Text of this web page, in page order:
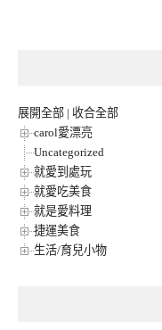
展開全部 | 收合全部
carol愛漂亮
Uncategorized
就愛到處玩
就愛吃美食
就是愛料理
捷運美食
生活/育兒小物